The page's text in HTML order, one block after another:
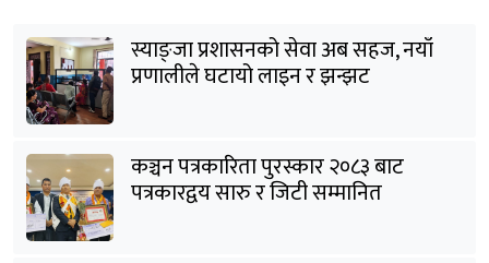
स्याङ्जा प्रशासनको सेवा अब सहज, नयाँ
प्रणालीले घटायो लाइन र झन्झट
कञ्चन पत्रकारिता पुरस्कार २०८३ बाट
पत्रकारद्वय सारु र जिटी सम्मानित